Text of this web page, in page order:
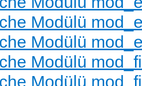
Modülü
Modülü
Modülü
Modülü